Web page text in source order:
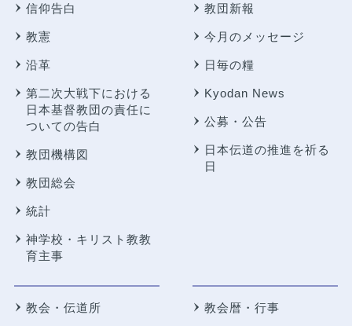
信仰告白
教憲
沿革
第二次大戦下における
日本基督教団の責任に
ついての告白
教団機構図
教団総会
統計
神学校・キリスト教教
育主事
教団新報
今月のメッセージ
日毎の糧
Kyodan News
公募・公告
日本伝道の推進を祈る
日
教会・伝道所 教会暦・行事